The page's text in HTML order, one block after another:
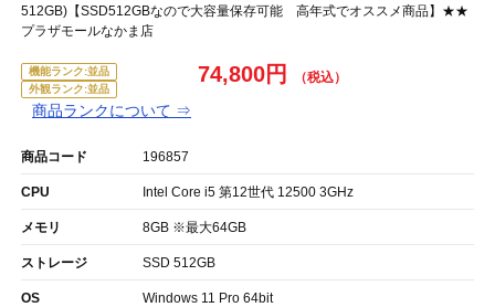
512GB)【SSD512GBなので大容量保存可能 高年式でオススメ商品】★★
プラザモールなかま店
機能ランク:並品
外観ランク:並品
商品ランクについて ⇒
74,800円
商品コード 196857
CPU Intel Core i5 第12世代 12500 3GHz
メモリ 8GB ※最大64GB
ストレージ SSD 512GB
OS Windows 11 Pro 64bit